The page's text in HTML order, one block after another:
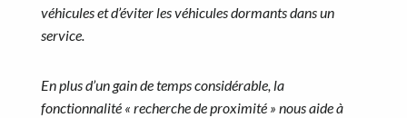
véhicules et d’éviter les véhicules dormants dans un
service.
En plus d’un gain de temps considérable, la
fonctionnalité « recherche de proximité » nous aide à